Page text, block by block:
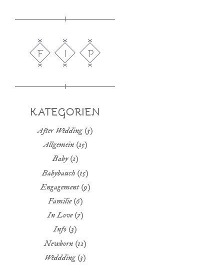
F I P
KATEGORIEN
After Wedding(5)
Allgemein(25)
Baby(2)
Babybauch (15)
Engagement(9)
Familie(6)
In Love(7)
Info (3)
Newborn (12)
Weddding(3)